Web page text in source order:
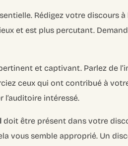
Rédigez votre discours
et est plus percutant.
et captivant. Parlez de
ceux qui ont contribué à
intéressé.
doit être présent dans votre
vous semble approprié. Un